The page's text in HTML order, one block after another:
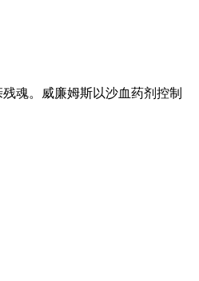
魂。威廉姆斯以沙血药剂控制